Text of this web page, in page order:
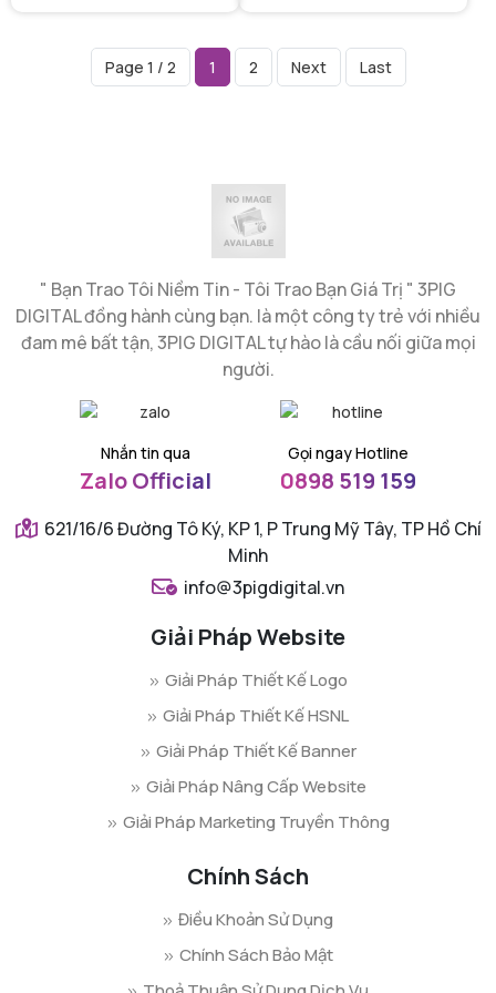
SEO, tốc độ tải nhanh
và bảo mật website mức
thực hiện, lượng Traffic về
website tăng một cách
Page 1 / 2 1 2 Next Last
" Bạn Trao Tôi Niềm Tin - Tôi Trao Bạn Giá Trị " 3PIG
DIGITAL đồng hành cùng bạn. là một công ty trẻ với nhiều
đam mê bất tận, 3PIG DIGITAL tự hào là cầu nối giữa mọi
người.
Nhắn tin qua
Zalo Official
Gọi ngay Hotline
0898 519 159
621/16/6 Đường Tô Ký, KP 1, P Trung Mỹ Tây, TP Hồ Chí
Minh
info@3pigdigital.vn
Giải Pháp Website
Giải Pháp Thiết Kế Logo
Giải Pháp Thiết Kế HSNL
Giải Pháp Thiết Kế Banner
Giải Pháp Nâng Cấp Website
Giải Pháp Marketing Truyền Thông
Chính Sách
Điều Khoản Sử Dụng
Chính Sách Bảo Mật